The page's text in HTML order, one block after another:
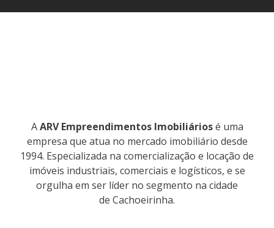
AARV Empreendimentos Imobiliáriosé uma
empresa que atua no mercado imobiliário desde
1994. Especializada na comercialização e locação de
imóveis industriais, comerciais e logísticos, e se
orgulha em ser líder no segmento na cidade
de Cachoeirinha.